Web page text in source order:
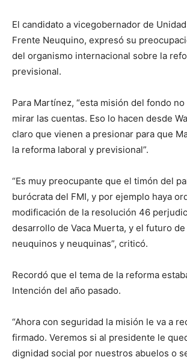
El candidato a vicegobernador de
Frente Neuquino, expresó su
del organismo internacional sobre la
previsional.
Para Martínez, “esta misión del fondo
mirar las cuentas. Eso lo hacen desde
claro que vienen a presionar para que
la reforma laboral y previsional”.
“Es muy preocupante que el timón del
burócrata del FMI, y por ejemplo haya
modificación de la resolución 46
desarrollo de Vaca Muerta, y el futuro
neuquinos y neuquinas”, criticó.
Recordó que el tema de la reforma
Intención del año pasado.
“Ahora con seguridad la misión le va a
firmado. Veremos si al presidente le
dignidad social por nuestros abuelos o